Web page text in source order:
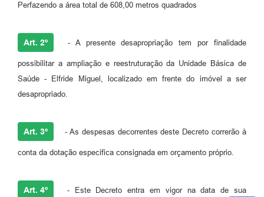
Perfazendo a área total de 608,00 metros quadrados
Art. 2º - A presente desapropriação tem por finalidade
possibilitar a ampliação e reestruturação da Unidade Básica de
Saúde - Elfride Miguel, localizado em frente do imóvel a ser
desapropriado.
Art. 3º - As despesas decorrentes deste Decreto correrão à
conta da dotação especifica consignada em orçamento próprio.
Art. 4º - Este Decreto entra em vigor na data de sua